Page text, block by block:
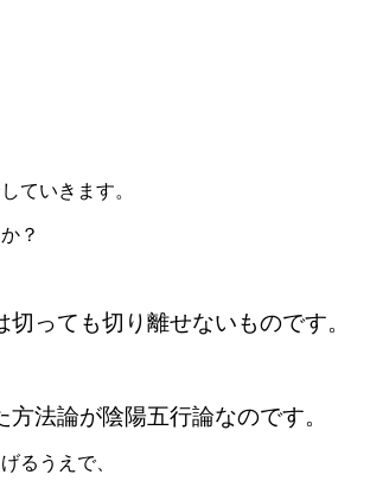
ていきます。
？
切っても切り離せないものです。
方法論が陰陽五行論なのです。
るうえで、